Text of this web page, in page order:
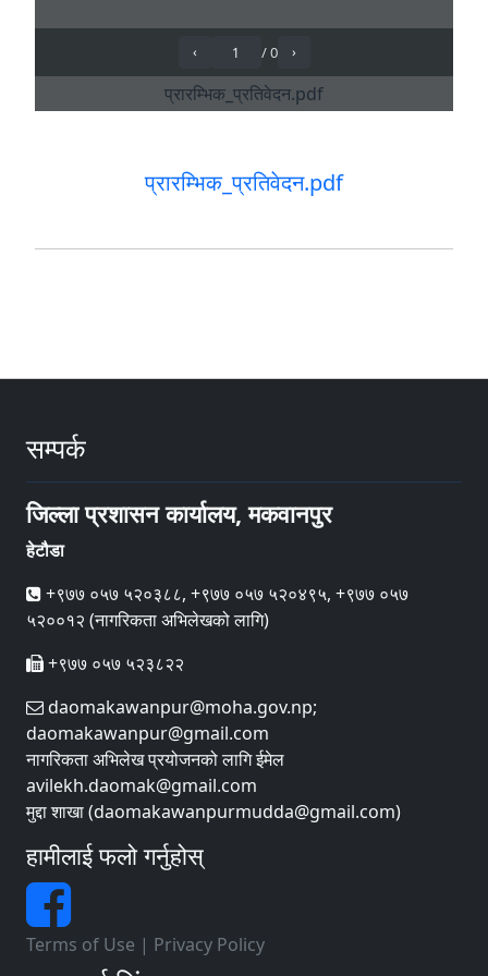
प्रारम्भिक_प्रतिवेदन.pdf
सम्पर्क
जिल्ला प्रशासन कार्यालय, मकवानपुर
हेटौडा
+९७७ ०५७ ५२०३८८, +९७७ ०५७ ५२०४९५, +९७७ ०५७
५२००१२ (नागरिकता अभिलेखको लागि)
+९७७ ०५७ ५२३८२२
daomakawanpur@moha.gov.np;
daomakawanpur@gmail.com
नागरिकता अभिलेख प्रयोजनको लागि ईमेल
avilekh.daomak@gmail.com
मुद्दा शाखा (daomakawanpurmudda@gmail.com)
हामीलाई फलो गर्नुहोस्
Terms of Use | Privacy Policy